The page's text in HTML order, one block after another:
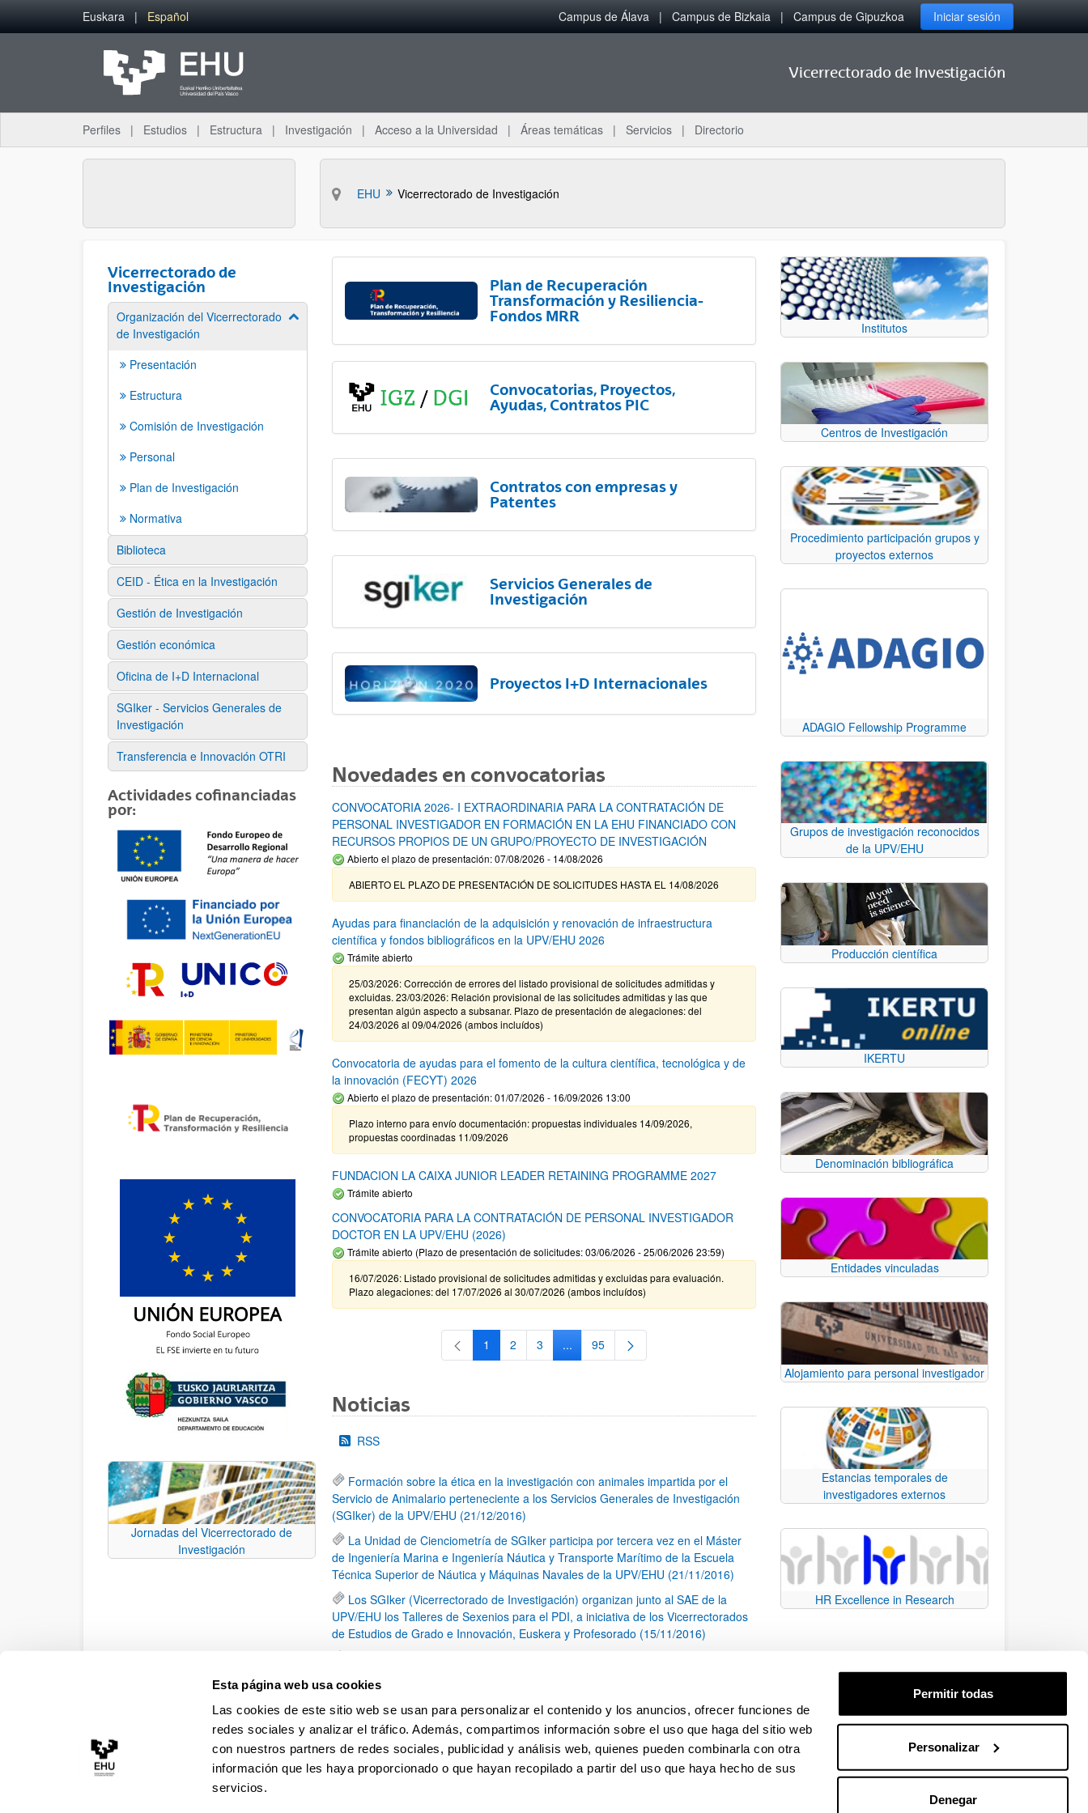
Esta página web usa cookies
Las cookies de este sitio web se usan para personalizar el contenido y los anuncios, ofrecer funciones de
redes sociales y analizar el tráfico. Además, compartimos información sobre el uso que haga del sitio web
con nuestros partners de redes sociales, publicidad y análisis web, quienes pueden combinarla con otra
información que les haya proporcionado o que hayan recopilado a partir del uso que haya hecho de sus
servicios.
Permitir todas
Personalizar
Denegar
Saltar al contenido principal
Euskara Español Campus de Álava Campus de Bizkaia Campus de Gipuzkoa Iniciar sesión
Vicerrectorado de Investigación
Perfiles Estudios Estructura Investigación Acceso a la Universidad Áreas temáticas Servicios Directorio
EHU Vicerrectorado de Investigación
Vicerrectorado de
Investigación
Organización del Vicerrectorado
de Investigación
Mostrar/ocultar subpáginas
Presentación
Estructura
Comisión de Investigación
Personal
Plan de Investigación
Normativa
Biblioteca
CEID - Ética en la Investigación
Gestión de Investigación
Gestión económica
Oficina de I+D Internacional
SGIker - Servicios Generales de
Investigación
Transferencia e Innovación OTRI
Actividades cofinanciadas
por:
Jornadas del Vicerrectorado de
Investigación
Plan de Recuperación
Transformación y Resiliencia-
Fondos MRR
Convocatorias, Proyectos,
Ayudas, Contratos PIC
Contratos con empresas y
Patentes
Servicios Generales de
Investigación
Proyectos I+D Internacionales
Novedades en convocatorias
CONVOCATORIA 2026- I EXTRAORDINARIA PARA LA CONTRATACIÓN DE
PERSONAL INVESTIGADOR EN FORMACIÓN EN LA EHU FINANCIADO CON
RECURSOS PROPIOS DE UN GRUPO/PROYECTO DE INVESTIGACIÓN
Abierto el plazo de presentación: 07/08/2026 - 14/08/2026
ABIERTO EL PLAZO DE PRESENTACIÓN DE SOLICITUDES HASTA EL 14/08/2026
Ayudas para financiación de la adquisición y renovación de infraestructura
científica y fondos bibliográficos en la UPV/EHU 2026
Trámite abierto
25/03/2026: Corrección de errores del listado provisional de solicitudes admitidas y
excluidas. 23/03/2026: Relación provisional de las solicitudes admitidas y las que
presentan algún aspecto a subsanar. Plazo de presentación de alegaciones: del
24/03/2026 al 09/04/2026 (ambos incluídos)
Convocatoria de ayudas para el fomento de la cultura científica, tecnológica y de
la innovación (FECYT) 2026
Abierto el plazo de presentación: 01/07/2026 - 16/09/2026 13:00
Plazo interno para envío documentación: propuestas individuales 14/09/2026,
propuestas coordinadas 11/09/2026
FUNDACION LA CAIXA JUNIOR LEADER RETAINING PROGRAMME 2027
Trámite abierto
CONVOCATORIA PARA LA CONTRATACIÓN DE PERSONAL INVESTIGADOR
DOCTOR EN LA UPV/EHU (2026)
Trámite abierto (Plazo de presentación de solicitudes: 03/06/2026 - 25/06/2026 23:59)
16/07/2026: Listado provisional de solicitudes admitidas y excluidas para evaluación.
Plazo alegaciones: del 17/07/2026 al 30/07/2026 (ambos incluídos)
Página
1 Página
2 Página
3 ...Páginas intermedias Use TAB para desplazarse.
Página
95
Noticias
RSS
Formación sobre la ética en la investigación con animales impartida por el
Servicio de Animalario perteneciente a los Servicios Generales de Investigación
(SGIker) de la UPV/EHU (21/12/2016)
La Unidad de Cienciometría de SGIker participa por tercera vez en el Máster
de Ingeniería Marina e Ingeniería Náutica y Transporte Marítimo de la Escuela
Técnica Superior de Náutica y Máquinas Navales de la UPV/EHU (21/11/2016)
Los SGIker (Vicerrectorado de Investigación) organizan junto al SAE de la
UPV/EHU los Talleres de Sexenios para el PDI, a iniciativa de los Vicerrectorados
de Estudios de Grado e Innovación, Euskera y Profesorado (15/11/2016)
El SCAB (Servicio Central de Análisis de Bizkaia) colabora en un estudio sobre
iniciación química (25/10/2016)
Página
1 ...Páginas intermedias Use TAB para desplazarse.
Página
20 Página
21 Página
22 ...Páginas intermedias Use TAB para desplazarse.
Página
79
Institutos
Centros de Investigación
Procedimiento participación grupos y
proyectos externos
ADAGIO Fellowship Programme
Grupos de investigación reconocidos
de la UPV/EHU
Producción científica
IKERTU
Denominación bibliográfica
Entidades vinculadas
Alojamiento para personal investigador
Estancias temporales de
investigadores externos
HR Excellence in Research